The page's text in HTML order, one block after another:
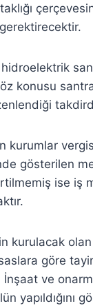
gerektirecektir.
konusu
kurumlar
gösterilen
ise iş
kurulacak
göre
İnşaat ve
yapıldığını